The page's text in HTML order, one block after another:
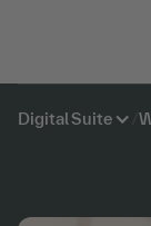
Digital Suite